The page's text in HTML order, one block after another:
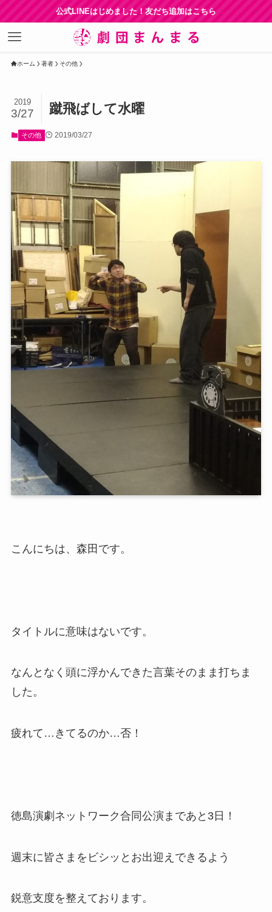
公式LINEはじめました！友だち追加はこちら
ホーム 著者 その他
蹴飛ばして水曜
2019
3/27
その他 2019/03/27
こんにちは、森田です。
タイトルに意味はないです。
なんとなく頭に浮かんできた言葉そのまま打ちま
した。
疲れて…きてるのか…否！
徳島演劇ネットワーク合同公演まであと3日！
週末に皆さまをビシッとお出迎えできるよう
鋭意支度を整えております。